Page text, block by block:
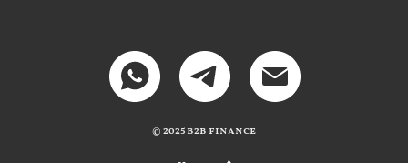
© 2025 b2b finance